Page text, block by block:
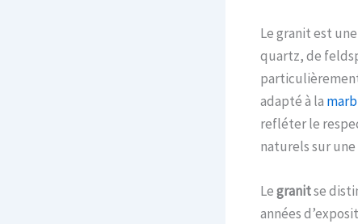
Le granit est
quartz, de
adapté à la
refléter le
naturels sur
Legranitse
années